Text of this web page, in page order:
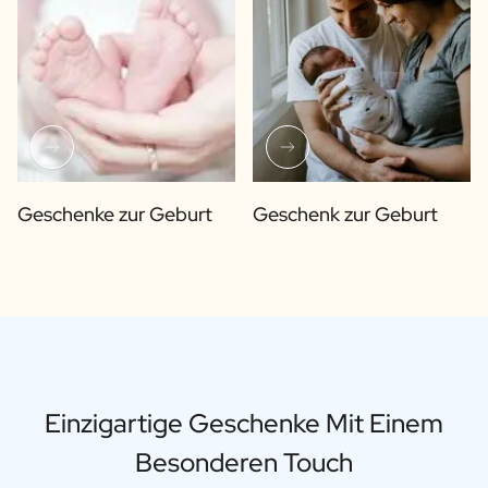
Geschenke zur Geburt Geschenk zur Geburt
Einzigartige Geschenke Mit Einem
Besonderen Touch